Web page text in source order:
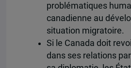
problématiques
canadienne au
situation migratoire.
Si le Canada doit
dans ses relations